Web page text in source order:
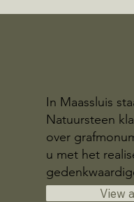
In Maassluis
Natuursteen
over
u met het
View